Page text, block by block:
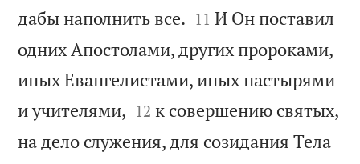
дабы наполнить все. 

11 И Он поставил
одних Апостолами, других пророками,
иных Евангелистами, иных пастырями
и учителями, 

12 к совершению святых,
на дело служения, для созидания Тела